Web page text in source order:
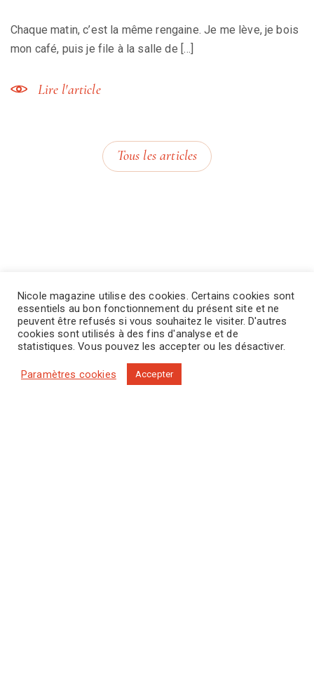
Chaque matin, c’est la même rengaine. Je me lève, je bois
mon café, puis je file à la salle de […]
Lire l'article
Tous les articles
Nicole magazine utilise des cookies. Certains cookies sont
essentiels au bon fonctionnement du présent site et ne
peuvent être refusés si vous souhaitez le visiter. D'autres
cookies sont utilisés à des fins d'analyse et de
statistiques. Vous pouvez les accepter ou les désactiver.
Paramètres cookies Accepter